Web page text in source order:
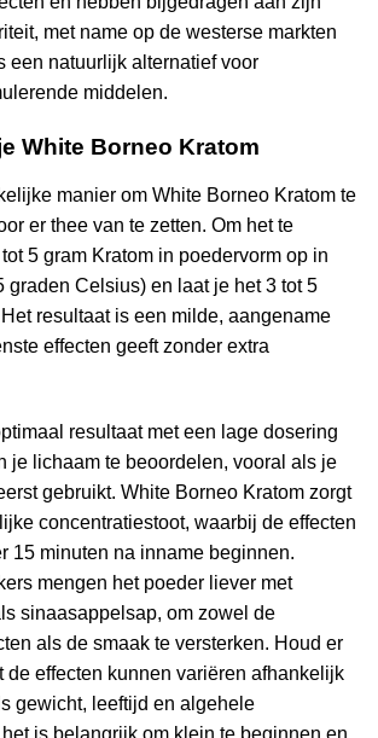
met name op de westerse markten
een natuurlijk alternatief voor
middelen.
White Borneo Kratom
manier om White Borneo Kratom te
er thee van te zetten. Om het te
5 gram Kratom in poedervorm op in
graden Celsius) en laat je het 3 tot 5
resultaat is een milde, aangename
effecten geeft zonder extra
resultaat met een lage dosering
je lichaam te beoordelen, vooral als je
gebruikt. White Borneo Kratom zorgt
concentratiestoot, waarbij de effecten
15 minuten na inname beginnen.
mengen het poeder liever met
sinaasappelsap, om zowel de
als de smaak te versterken. Houd er
de effecten kunnen variëren afhankelijk
gewicht, leeftijd en algehele
is belangrijk om klein te beginnen en